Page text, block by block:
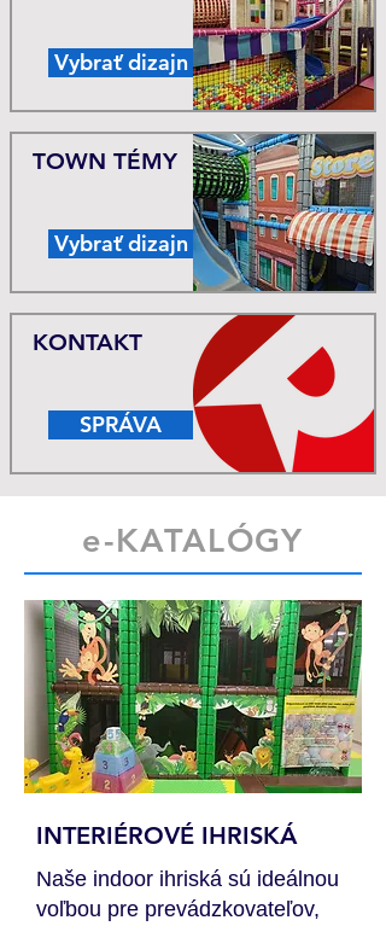
Vybrať dizajn
Vybrať dizajn
TOWN TÉMY
SPRÁVA
KONTAKT
e-KATALÓGY
INTERIÉROVÉ IHRISKÁ
Naše indoor ihriská sú ideálnou
voľbou pre prevádzkovateľov,